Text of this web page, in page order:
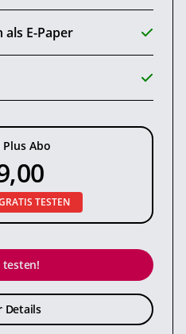
als E-Paper
Abo
TESTEN
testen!
Details